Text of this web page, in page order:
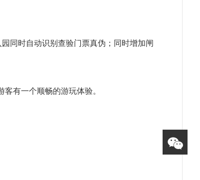
同时自动识别查验门票真伪；同时增加闸
有一个顺畅的游玩体验。